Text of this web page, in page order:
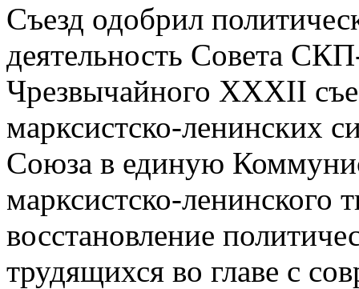
Съезд одобрил
деятельность Совета
Чрезвычайного ХХХII
марксистско-ленинских
Союза в единую
марксистско-ленинского
восстановление
трудящихся во главе с